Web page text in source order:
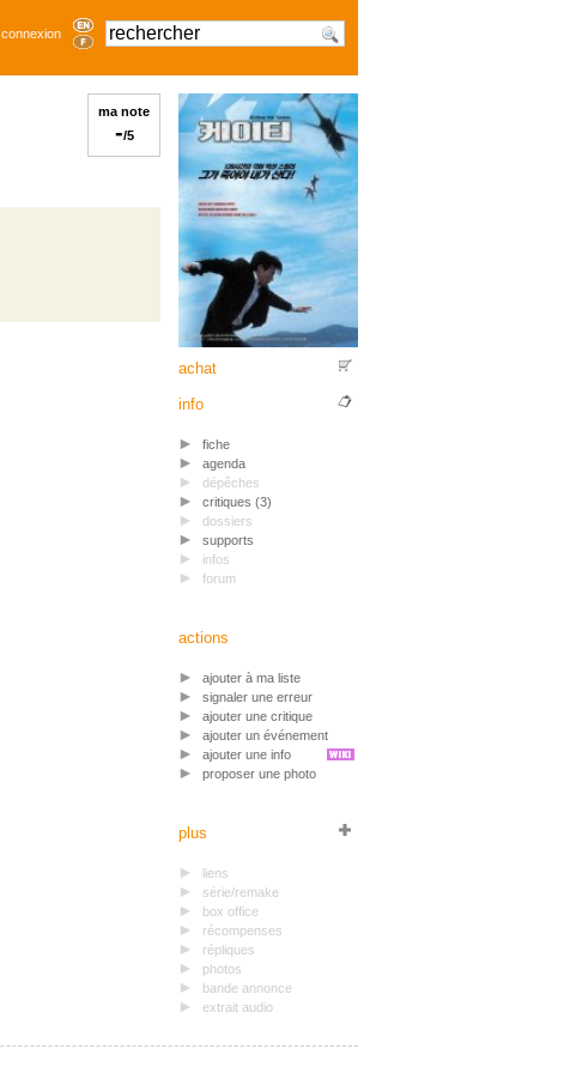
connexion
ma note
-/5
achat
info
fiche
agenda
dépêches
critiques (3)
dossiers
supports
infos
forum
actions
ajouter à ma liste
signaler une erreur
ajouter une critique
ajouter un événement
ajouter une info
proposer une photo
plus
liens
série/remake
box office
récompenses
répliques
photos
bande annonce
extrait audio